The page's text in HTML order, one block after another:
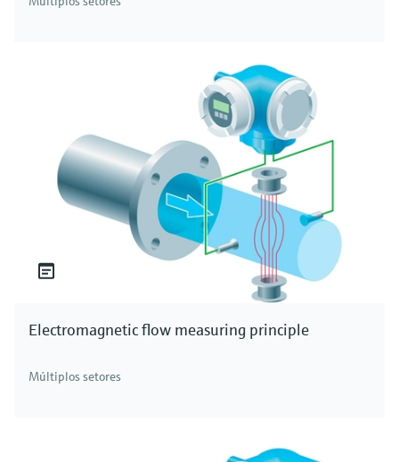
Electromagnetic flow measuring principle
Múltiplos setores